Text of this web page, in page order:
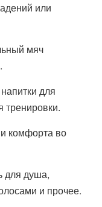
или
мяч
для
тренировки.
комфорта во
для душа,
и прочее.